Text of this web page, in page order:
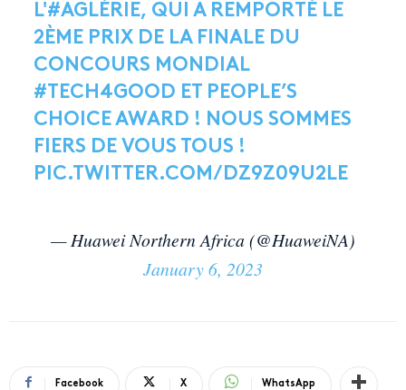
L'#AGLÉRIE, QUI A REMPORTÉ LE
2ÈME PRIX DE LA FINALE DU
CONCOURS MONDIAL
#TECH4GOOD ET PEOPLE’S
CHOICE AWARD ! NOUS SOMMES
FIERS DE VOUS TOUS !
PIC.TWITTER.COM/DZ9Z09U2LE
— Huawei Northern Africa (@HuaweiNA)
January 6, 2023
Facebook X WhatsApp